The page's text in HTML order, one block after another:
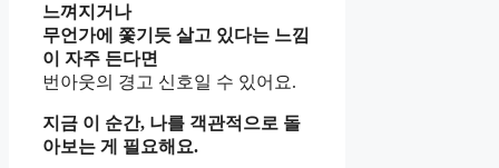
느껴지거나
무언가에 쫓기듯 살고 있다는 느낌
이 자주 든다면
번아웃의 경고 신호일 수 있어요.
지금 이 순간, 나를 객관적으로 돌
아보는 게 필요해요.